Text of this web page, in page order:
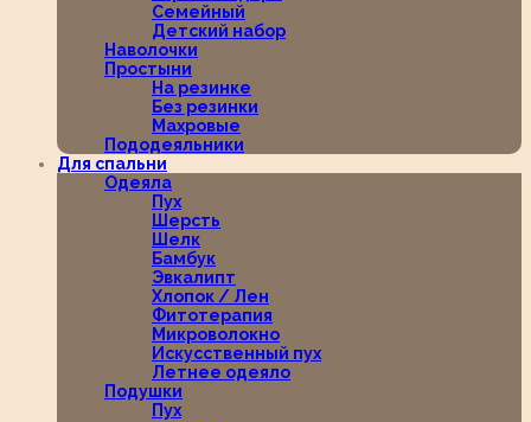
Семейный
Детский набор
Наволочки
Простыни
На резинке
Без резинки
Махровые
Пододеяльники
Для спальни
Одеяла
Пух
Шерсть
Шелк
Бамбук
Эвкалипт
Хлопок / Лен
Фитотерапия
Микроволокно
Искусственный пух
Летнее одеяло
Подушки
Пух